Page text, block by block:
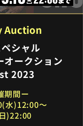
Auction
シャル
オークション
2023
期間ー
水)12:00～
)22:00